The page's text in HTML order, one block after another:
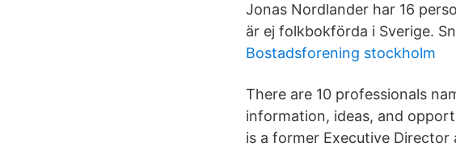
Jonas Nordlander har 16
är ej folkbokförda i Sverige.
Bostadsforening stockholm
There are 10 professionals
information, ideas, and
is a former Executive